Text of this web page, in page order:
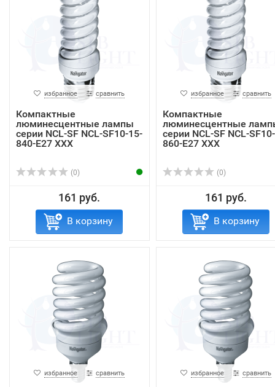
избранное сравнить
Компактные
люминесцентные лампы
серии NCL-SF NCL-SF10-15-
840-E27 XXX
(0)
161 руб.
В корзину
избранное сравнить
Компактные
люминесцентные
серии NCL-SF NCL-
860-E27 XXX
(0)
161 руб.
В корзину
избранное сравнить избранное сравнить